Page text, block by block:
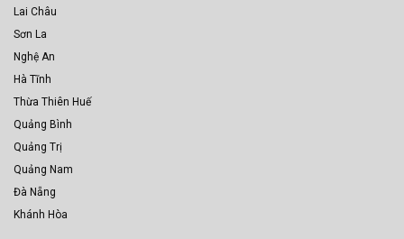
Lai Châu
Sơn La
Nghệ An
Hà Tĩnh
Thừa Thiên Huế
Quảng Bình
Quảng Trị
Quảng Nam
Đà Nẵng
Khánh Hòa